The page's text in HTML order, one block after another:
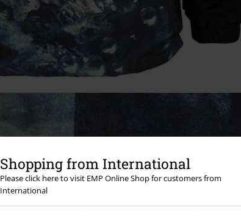
Shopping from International
Please click here to visit EMP Online Shop for customers from
International